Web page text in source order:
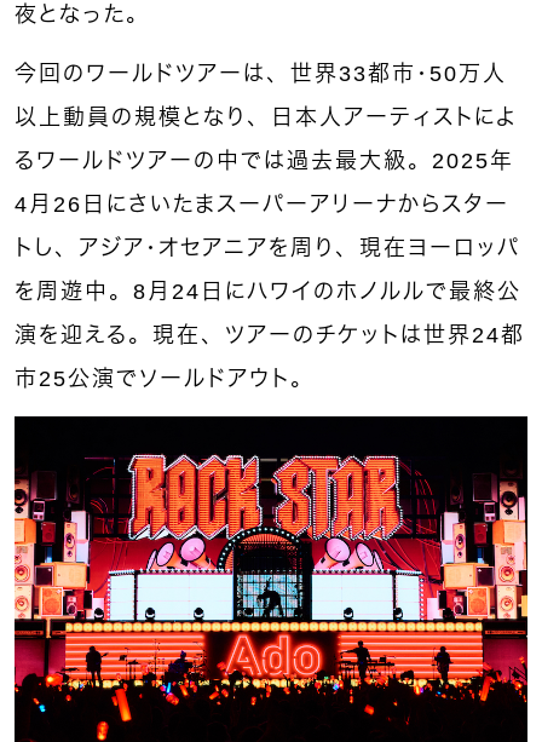
夜となった。
今回のワールドツアーは、世界33都市・50万人
以上動員の規模となり、日本人アーティストによ
るワールドツアーの中では過去最大級。2025年
4月26日にさいたまスーパーアリーナからスター
トし、アジア・オセアニアを周り、現在ヨーロッパ
を周遊中。8月24日にハワイのホノルルで最終公
演を迎える。現在、ツアーのチケットは世界24都
市25公演でソールドアウト。